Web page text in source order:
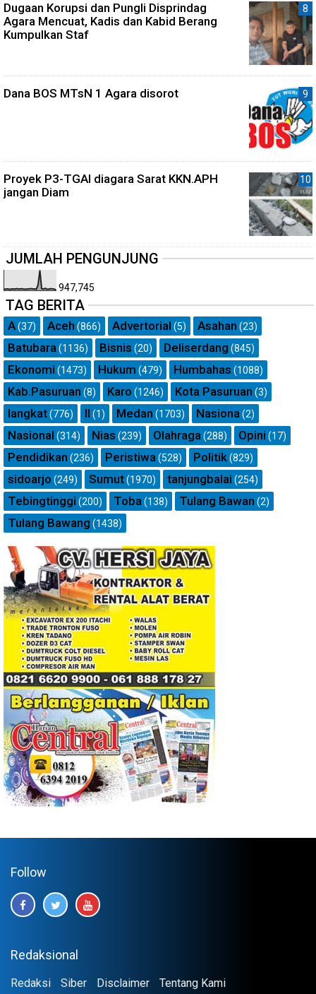
Dugaan Korupsi dan Pungli Disprindag
Agara Mencuat, Kadis dan Kabid Berang
Kumpulkan Staf
Dana BOS MTsN 1 Agara disorot
Proyek P3-TGAI diagara Sarat KKN.APH
jangan Diam
JUMLAH PENGUNJUNG
947,745
TAG BERITA
A(37) Aceh (866) Advertorial (5) Asahan (23)
Batubara(1136) Bisnis (20) Deliserdang (845)
Ekonomi (1473) Hukum (479) Humbahas (1088)
Kab.Pasuruan (8) Karo (1246) Kota Pasuruan (3)
langkat(776) ll (1) Medan (1703) Nasiona(2)
Nasional (314) Nias (239) Olahraga(288) Opini (17)
Pendidikan (236) Peristiwa(528) Politik(829)
sidoarjo (249) Sumut(1970) tanjungbalai (254)
Tebingtinggi (200) Toba(138) Tulang Bawan (2)
Tulang Bawang (1438)
Follow
Redaksional
Redaksi Siber Disclaimer
Tentang Kami